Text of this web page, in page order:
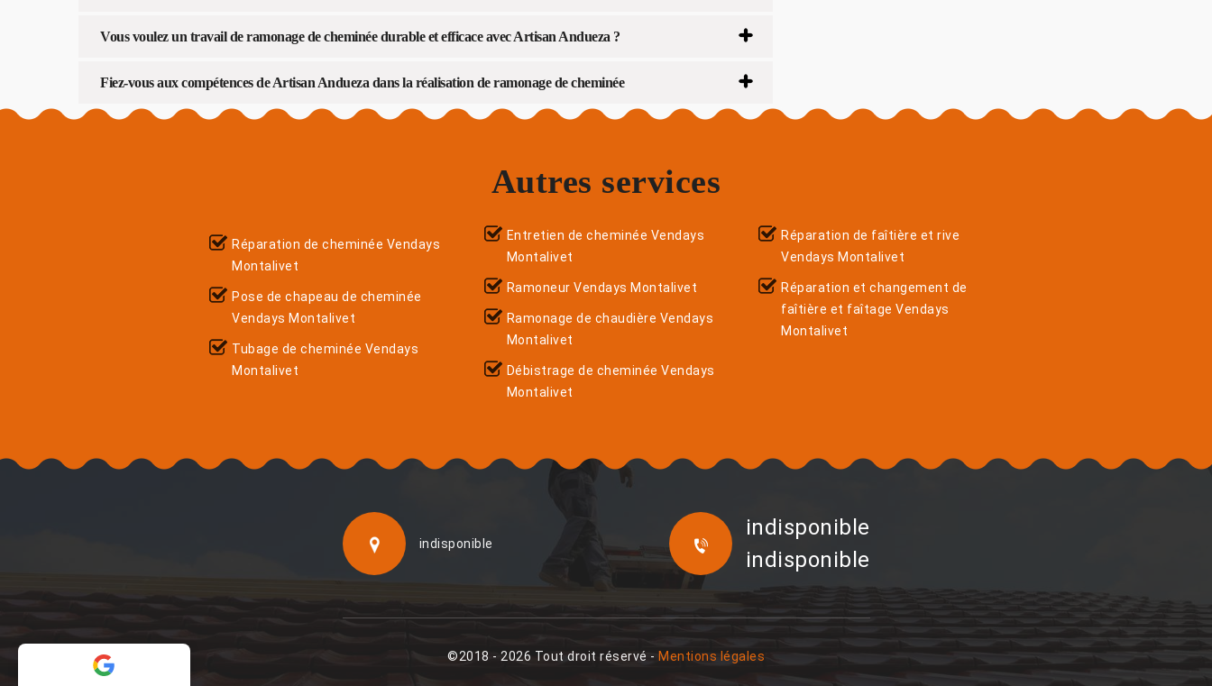
Vous voulez un travail de ramonage de cheminée durable et efficace avec Artisan Andueza ?
Fiez-vous aux compétences de Artisan Andueza dans la réalisation de ramonage de cheminée
Autres services
Réparation de cheminée Vendays
Montalivet
Pose de chapeau de cheminée
Vendays Montalivet
Tubage de cheminée Vendays
Montalivet
Entretien de cheminée Vendays
Montalivet
Ramoneur Vendays Montalivet
Ramonage de chaudière Vendays
Montalivet
Débistrage de cheminée Vendays
Montalivet
Réparation de faîtière et rive
Vendays Montalivet
Réparation et changement de
faîtière et faîtage Vendays
Montalivet
indisponible
indisponible
indisponible
©2018 - 2026 Tout droit réservé - Mentions légales